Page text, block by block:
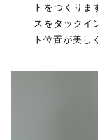
トをつくり
スをタックイ
ト位置が美し